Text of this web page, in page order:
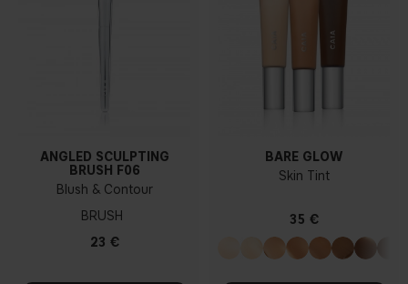
ANGLED SCULPTING
BRUSH F06
Blush & Contour
BRUSH
23 €
BARE GLOW
Skin Tint
35 €